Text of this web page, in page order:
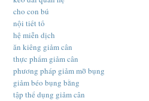
cho con bú
nội tiết tố
hệ miễn dịch
ăn kiêng giảm cân
thực phẩm giảm cân
phương pháp giảm mỡ bụng
giảm béo bụng bằng
tập thể dụng giảm cân